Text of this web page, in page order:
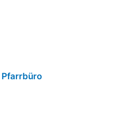
Pfarrbüro